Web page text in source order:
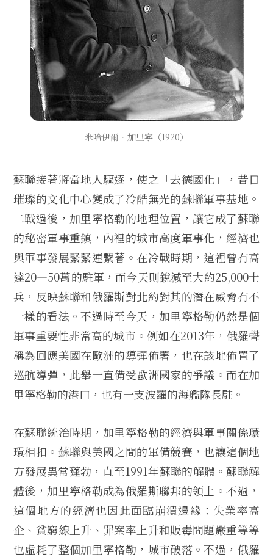
米哈伊爾．加里寧（1920）
蘇聯接著將當地人驅逐，使之「去德國化」，昔日
璀璨的文化中心變成了冷酷無光的蘇聯軍事基地。
二戰過後，加里寧格勒的地理位置，讓它成了蘇聯
的秘密軍事重鎮，內裡的城市高度軍事化，經濟也
與軍事發展緊緊連繫著。在冷戰時期，這裡曾有高
達20—50萬的駐軍，而今天則銳減至大約25,000士
兵，反映蘇聯和俄羅斯對北約對其的潛在威脅有不
一樣的看法。不過時至今天，加里寧格勒仍然是個
軍事重要性非常高的城市。例如在2013年，俄羅聲
稱為回應美國在歐洲的導彈佈署，也在該地佈置了
巡航導彈，此舉一直備受歐洲國家的爭議。而在加
里寧格勒的港口，也有一支波羅的海艦隊長駐。
在蘇聯統治時期，加里寧格勒的經濟與軍事關係環
環相扣。蘇聯與美國之間的軍備競賽，也讓這個地
方發展異常蓬勃，直至1991年蘇聯的解體。蘇聯解
體後，加里寧格勒成為俄羅斯聯邦的領土。不過，
這個地方的經濟也因此面臨崩潰邊緣：失業率高
企、貧窮線上升、罪案率上升和販毒問題嚴重等等
也虛耗了整個加里寧格勒，城市破落。不過，俄羅